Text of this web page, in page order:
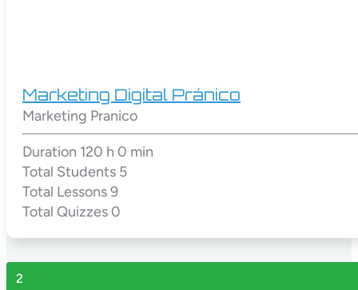
Marketing Digital Pránico
Marketing Pranico
Duration 120 h 0 min
Total Students 5
Total Lessons9
Total Quizzes 0
2